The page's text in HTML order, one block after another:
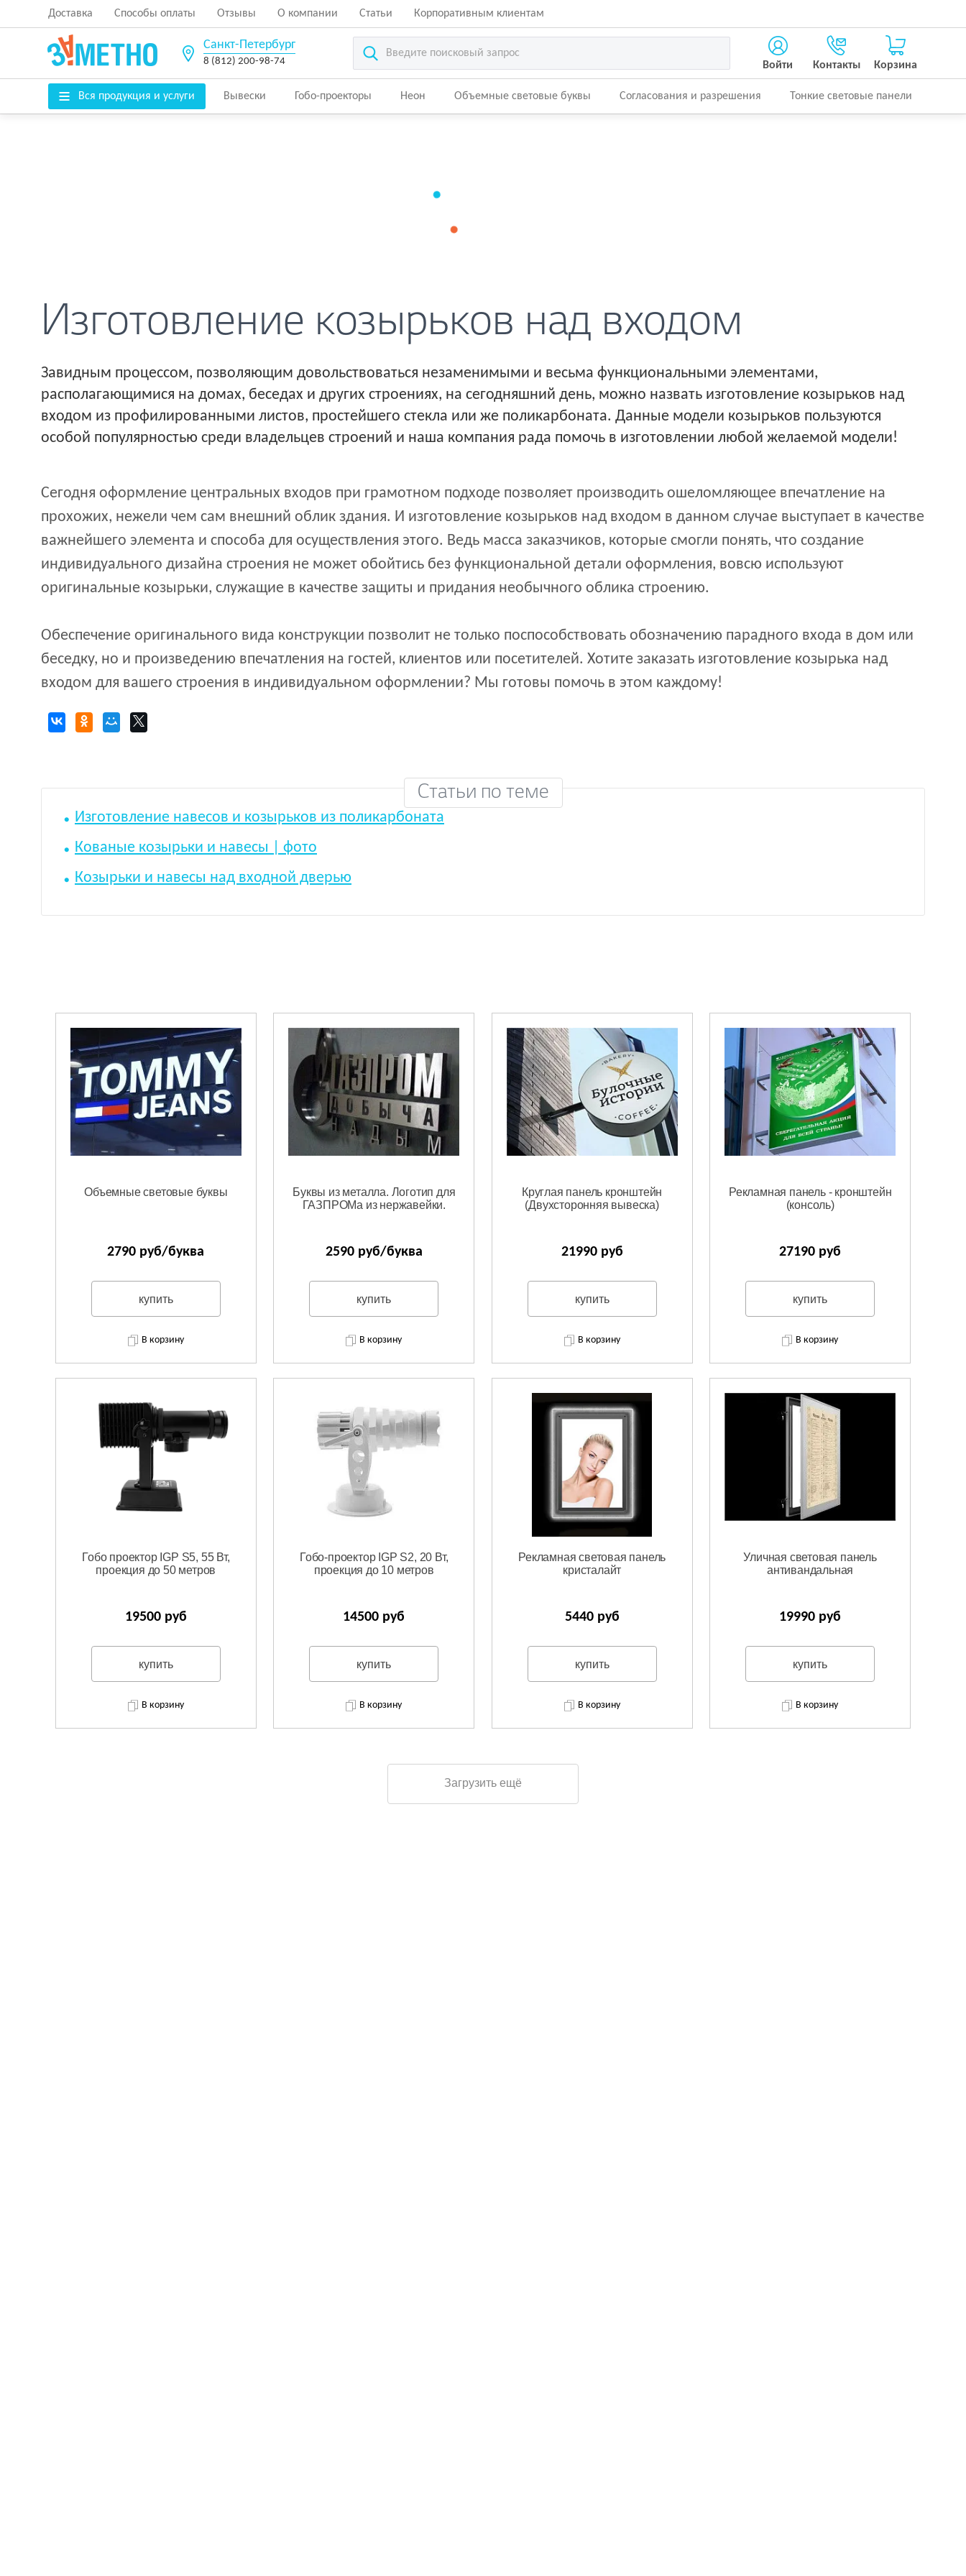
Доставка Способы оплаты Отзывы О компании Статьи Корпоративным клиентам
Санкт-Петербург
8 (812) 200-98-74 Войти Контакты Корзина
Вся продукция и услуги Вывески Гобо-проекторы Неон Объемные световые буквы Согласования и разрешения Тонкие световые панели
Изготовление козырьков над входом
Завидным процессом, позволяющим довольствоваться незаменимыми и весьма функциональными элементами,
располагающимися на домах, беседах и других строениях, на сегодняшний день, можно назвать изготовление козырьков над
входом из профилированными листов, простейшего стекла или же поликарбоната. Данные модели козырьков пользуются
особой популярностью среди владельцев строений и наша компания рада помочь в изготовлении любой желаемой модели!
Сегодня оформление центральных входов при грамотном подходе позволяет производить ошеломляющее впечатление на
прохожих, нежели чем сам внешний облик здания. И изготовление козырьков над входом в данном случае выступает в качестве
важнейшего элемента и способа для осуществления этого. Ведь масса заказчиков, которые смогли понять, что создание
индивидуального дизайна строения не может обойтись без функциональной детали оформления, вовсю используют
оригинальные козырьки, служащие в качестве защиты и придания необычного облика строению.
Обеспечение оригинального вида конструкции позволит не только поспособствовать обозначению парадного входа в дом или
беседку, но и произведению впечатления на гостей, клиентов или посетителей. Хотите заказать изготовление козырька над
входом для вашего строения в индивидуальном оформлении? Мы готовы помочь в этом каждому!
Статьи по теме
Изготовление навесов и козырьков из поликарбоната
Кованые козырьки и навесы | фото
Козырьки и навесы над входной дверью
Объемные световые буквы
2790 руб/буква
купить
В корзину
Буквы из металла. Логотип для
ГАЗПРОМа из нержавейки.
2590 руб/буква
купить
В корзину
Круглая панель кронштейн
(Двухсторонняя вывеска)
21990 руб
купить
В корзину
Рекламная панель - кронштейн
(консоль)
27190 руб
купить
В корзину
Гобо проектор IGP S5, 55 Вт,
проекция до 50 метров
19500 руб
купить
В корзину
Гобо-проектор IGP S2, 20 Вт,
проекция до 10 метров
14500 руб
купить
В корзину
Рекламная световая панель
кристалайт
5440 руб
купить
В корзину
Уличная световая панель
антивандальная
19990 руб
купить
В корзину
Загрузить ещё